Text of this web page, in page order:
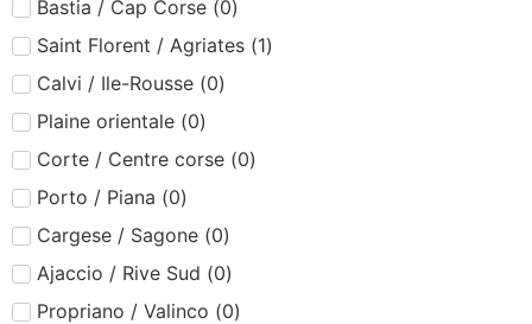
Bastia / Cap Corse (0)
Saint Florent / Agriates (1)
Calvi / Ile-Rousse (0)
Plaine orientale (0)
Corte / Centre corse (0)
Porto / Piana (0)
Cargese / Sagone (0)
Ajaccio / Rive Sud (0)
Propriano / Valinco (0)